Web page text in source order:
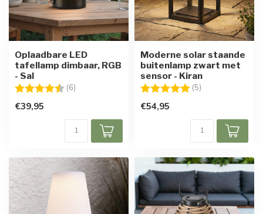
Oplaadbare LED
tafellamp dimbaar, RGB
- Sal
Beoordeling: (6)
€39,95
Moderne solar staande
buitenlamp zwart met
sensor - Kiran
Beoordeling: (5)
€54,95